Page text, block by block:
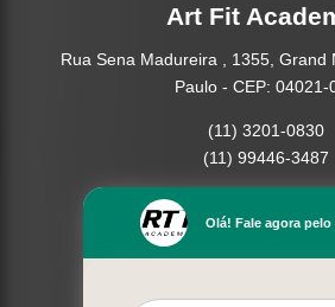
Art Fit
Rua Sena Madureira , 1355, Grand
Paulo - CEP: 04021-
(11) 3201-0830
(11) 99446-3487
Empresa
Missão
Olá! Fale agora